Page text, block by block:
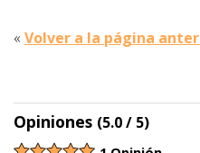
« Volver a la página
Opiniones (5.0 / 5)